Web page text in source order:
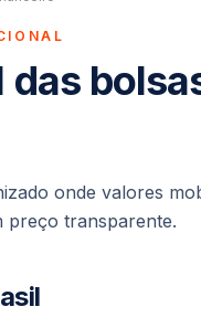
das
onde valores
preço transparente.